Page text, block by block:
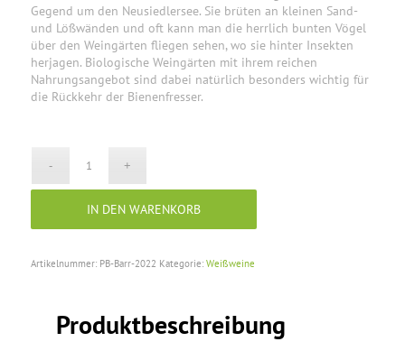
Gegend um den Neusiedlersee. Sie brüten an kleinen Sand-
und Lößwänden und oft kann man die herrlich bunten Vögel
über den Weingärten fliegen sehen, wo sie hinter Insekten
herjagen. Biologische Weingärten mit ihrem reichen
Nahrungsangebot sind dabei natürlich besonders wichtig für
die Rückkehr der Bienenfresser.
IN DEN WARENKORB
Artikelnummer: PB-Barr-2022 Kategorie: Weißweine
Produktbeschreibung